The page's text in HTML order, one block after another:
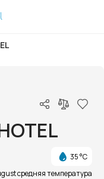
35 °C
средняя температура